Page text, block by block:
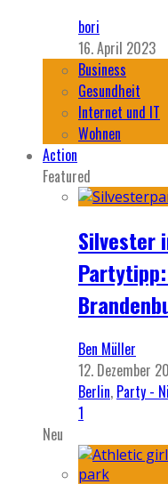
bori
16. April 2023
Business
Gesundheit
Internet und IT
Wohnen
Action
Featured
Silvester
Ben Müller
12. Dezember
Berlin, Party -
1
Neu